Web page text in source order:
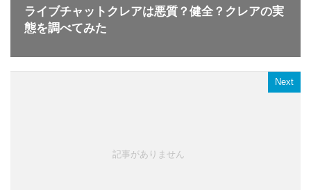
ライブチャットクレアは悪質？健全？クレアの実
態を調べてみた
Next
記事がありません